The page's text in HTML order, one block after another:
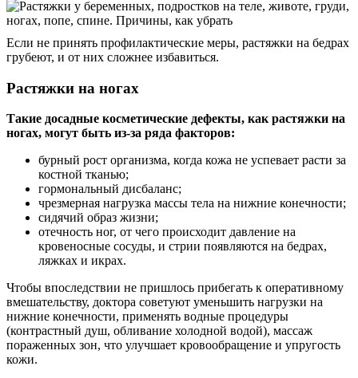
Если не принять профилактические меры, растяжки на бедрах
грубеют, и от них сложнее избавиться.
Растяжки на ногах
Такие досадные косметические дефекты, как растяжки на
ногах, могут быть из-за ряда факторов:
бурный рост организма, когда кожа не успевает расти за
костной тканью;
гормональный дисбаланс;
чрезмерная нагрузка массы тела на нижние конечности;
сидячий образ жизни;
отечность ног, от чего происходит давление на
кровеносные сосуды, и стрии появляются на бедрах,
ляжках и икрах.
Чтобы впоследствии не пришлось прибегать к оперативному
вмешательству, доктора советуют уменьшить нагрузки на
нижние конечности, применять водные процедуры
(контрастный душ, обливание холодной водой), массаж
пораженных зон, что улучшает кровообращение и упругость
кожи.